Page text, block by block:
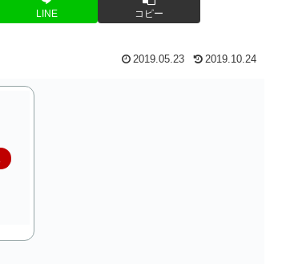
LINE コピー
2019.05.23 2019.10.24